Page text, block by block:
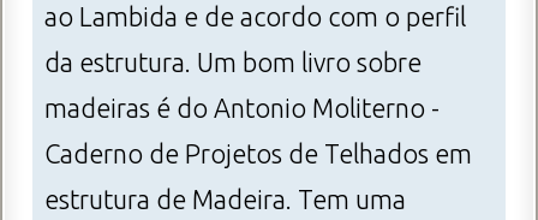
ao Lambida e de acordo com o perfil
da estrutura. Um bom livro sobre
madeiras é do Antonio Moliterno -
Caderno de Projetos de Telhados em
estrutura de Madeira. Tem uma